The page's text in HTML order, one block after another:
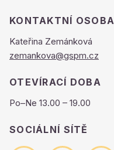
KONTAKTNÍ OSOBA
Kateřina Zemánková
zemankova@gspm.cz
OTEVÍRACÍ DOBA
Po–Ne 13.00 – 19.00
SOCIÁLNÍ SÍTĚ